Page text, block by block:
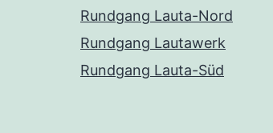
Rundgang Lauta-Nord
Rundgang Lautawerk
Rundgang Lauta-Süd